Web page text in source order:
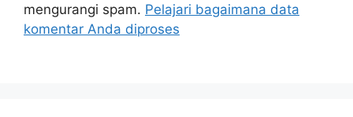
mengurangi spam. Pelajari bagaimana data
komentar Anda diproses